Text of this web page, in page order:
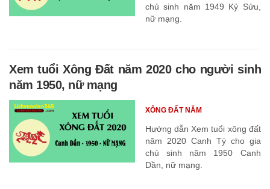
chủ sinh năm 1949 Kỷ Sửu,
nữ mạng.
Xem tuổi Xông Đất năm 2020 cho người sinh
năm 1950, nữ mạng
Hướng dẫn Xem tuổi xông đất
năm 2020 Canh Tý cho gia
chủ sinh năm 1950 Canh
Dần, nữ mạng.
XÔNG ĐẤT NĂM